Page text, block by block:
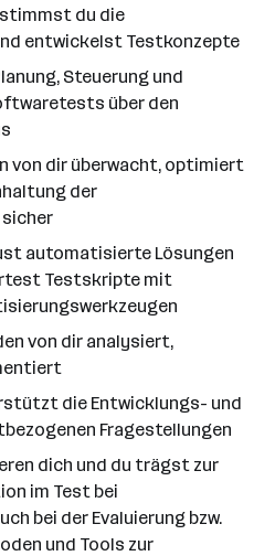
du die
entwickelst Testkonzepte
Steuerung und
über den
von dir überwacht, optimiert
der
automatisierte Lösungen
Testskripte mit
von dir analysiert,
die Entwicklungs- und
Fragestellungen
dich und du trägst zur
im Test bei
bei der Evaluierung bzw.
und Tools zur